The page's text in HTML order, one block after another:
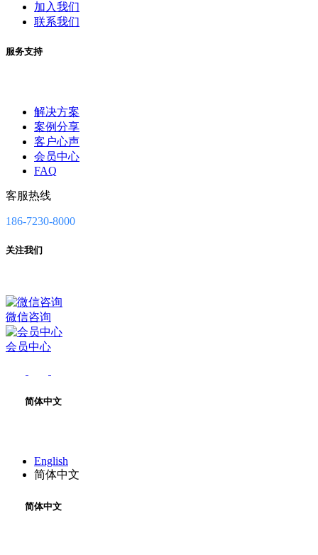
加入我们
联系我们
服务支持
解决方案
案例分享
客户心声
会员中心
FAQ
客服热线
186-7230-8000
关注我们
微信咨询
会员中心
简体中文
English
简体中文
简体中文